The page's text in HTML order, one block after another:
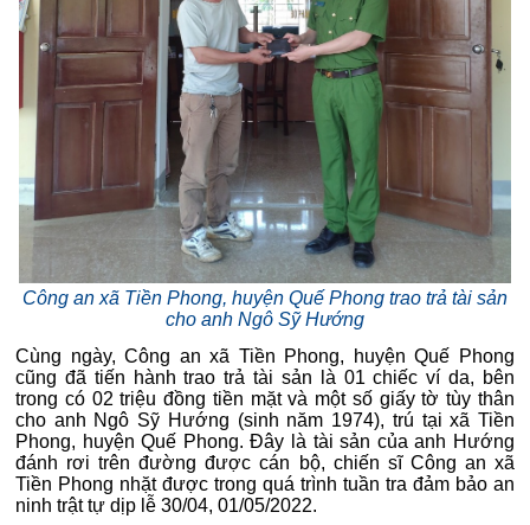
Công an xã Tiền Phong, huyện Quế Phong trao trả tài sản
cho anh Ngô Sỹ Hướng
Cùng ngày, Công an xã Tiền Phong, huyện Quế Phong
cũng đã tiến hành trao trả tài sản là 01 chiếc ví da, bên
trong có 02 triệu đồng tiền mặt và một số giấy tờ tùy thân
cho anh Ngô Sỹ Hướng (sinh năm 1974), trú tại xã Tiền
Phong, huyện Quế Phong. Đây là tài sản của anh Hướng
đánh rơi trên đường được cán bộ, chiến sĩ Công an xã
Tiền Phong nhặt được trong quá trình tuần tra đảm bảo an
ninh trật tự dịp lễ 30/04, 01/05/2022.